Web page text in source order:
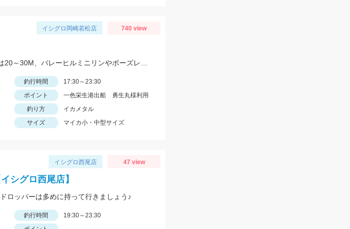
イシグロ岡崎若松店 740 view
釣行時間
17:30～23:30
ポイント
一色栄生港出船 勇生丸様利用
釣り方
イカメタル
サイズ マイカ小・中型サイズ
イシグロ西尾店 47 view
シグロ西尾店】
ロッパーは多めに持って行きましょう♪
釣行時間
19:30～23:30